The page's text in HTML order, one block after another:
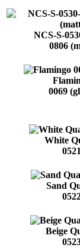
NCS-S-
0806
0069
White
Sand
Beige